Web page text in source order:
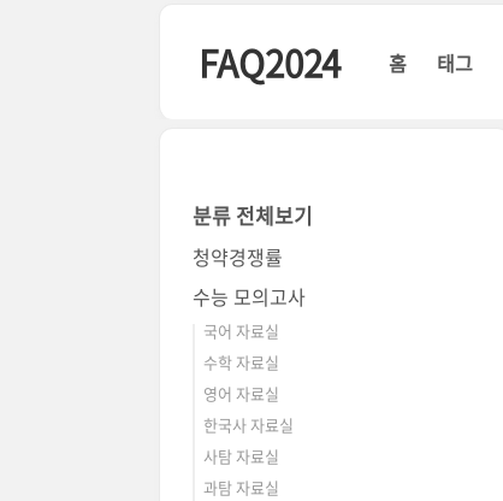
FAQ2024 홈 태그
분류 전체보기
청약경쟁률
수능 모의고사
국어 자료실
수학 자료실
영어 자료실
한국사 자료실
사탐 자료실
과탐 자료실